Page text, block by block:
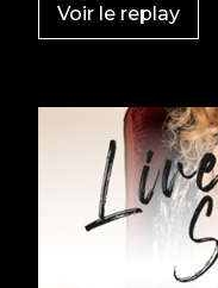
Voir le replay